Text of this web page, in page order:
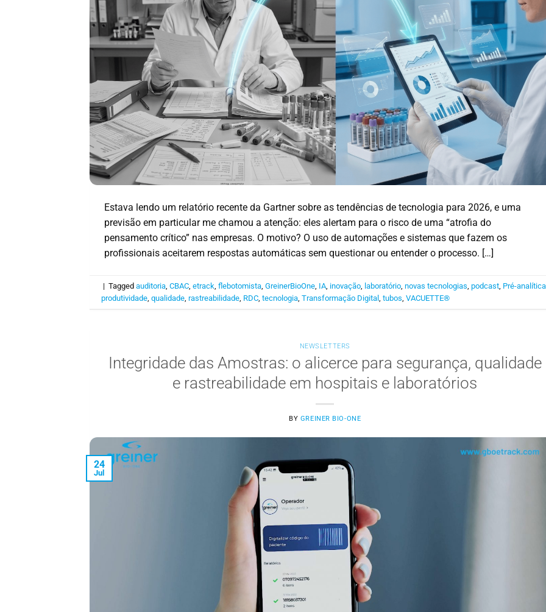
Estava lendo um relatório recente da Gartner sobre as tendências de tecnologia para 2026, e uma
previsão em particular me chamou a atenção: eles alertam para o risco de uma “atrofia do
pensamento crítico” nas empresas. O motivo? O uso de automações e sistemas que fazem os
profissionais aceitarem respostas automáticas sem questionar ou entender o processo. […]
| Taggedauditoria ,CBAC ,etrack ,flebotomista ,GreinerBioOne IA inovação laboratório ,novas tecnologias ,podcast Pré-analítica
produtividade ,qualidade ,rastreabilidade RDC ,tecnologia ,Transformação Digital ,tubos ,VACUETTE®
NEWSLETTERS
Integridade das Amostras: o alicerce para segurança, qualidade
e rastreabilidade em hospitais e laboratórios
BY GREINER BIO-ONE
24
Jul